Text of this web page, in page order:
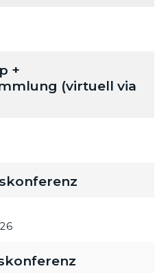
+
(virtuell via